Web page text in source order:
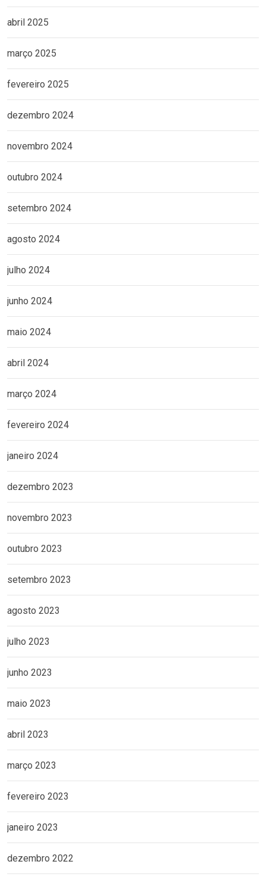
abril 2025
março 2025
fevereiro 2025
dezembro 2024
novembro 2024
outubro 2024
setembro 2024
agosto 2024
julho 2024
junho 2024
maio 2024
abril 2024
março 2024
fevereiro 2024
janeiro 2024
dezembro 2023
novembro 2023
outubro 2023
setembro 2023
agosto 2023
julho 2023
junho 2023
maio 2023
abril 2023
março 2023
fevereiro 2023
janeiro 2023
dezembro 2022